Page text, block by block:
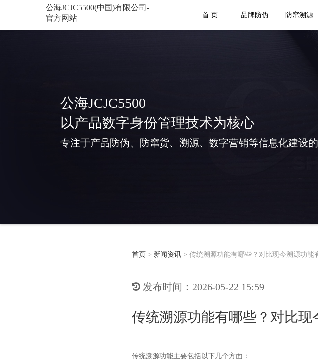
公海JCJC5500(中国)有限公司-
官方网站
首 页
品牌防伪 防窜溯源
公海JCJC5500
以产品数字身份管理技术为核心
专注于产品防伪、防窜货、溯源、数字营销等信息化建设
首页 > 新闻资讯 > 传统溯源功能有哪些？对比现今溯源功能
发布时间：2026-05-22 15:59
传统溯源功能有哪些？对比现
传统溯源功能主要包括以下几个方面：